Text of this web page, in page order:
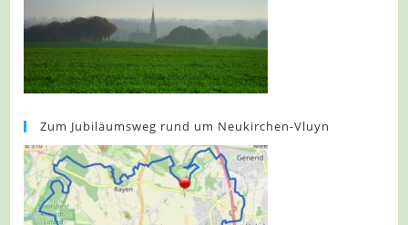
Zum Jubiläumsweg rund um Neukirchen-Vluyn